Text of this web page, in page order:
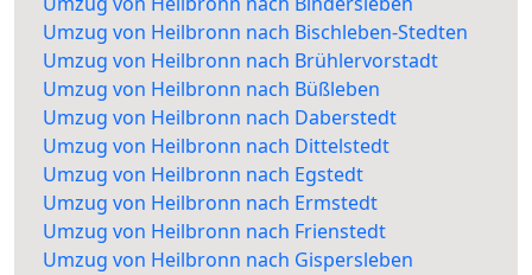
Umzug von Heilbronn nach Bischleben-Stedten
Umzug von Heilbronn nach Brühlervorstadt
Umzug von Heilbronn nach Büßleben
Umzug von Heilbronn nach Daberstedt
Umzug von Heilbronn nach Dittelstedt
Umzug von Heilbronn nach Egstedt
Umzug von Heilbronn nach Ermstedt
Umzug von Heilbronn nach Frienstedt
Umzug von Heilbronn nach Gispersleben